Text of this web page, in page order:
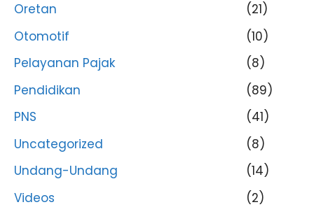
Oretan
(21)
Otomotif
(10)
Pelayanan Pajak
(8)
Pendidikan
(89)
PNS
(41)
Uncategorized
(8)
Undang-Undang
(14)
Videos
(2)